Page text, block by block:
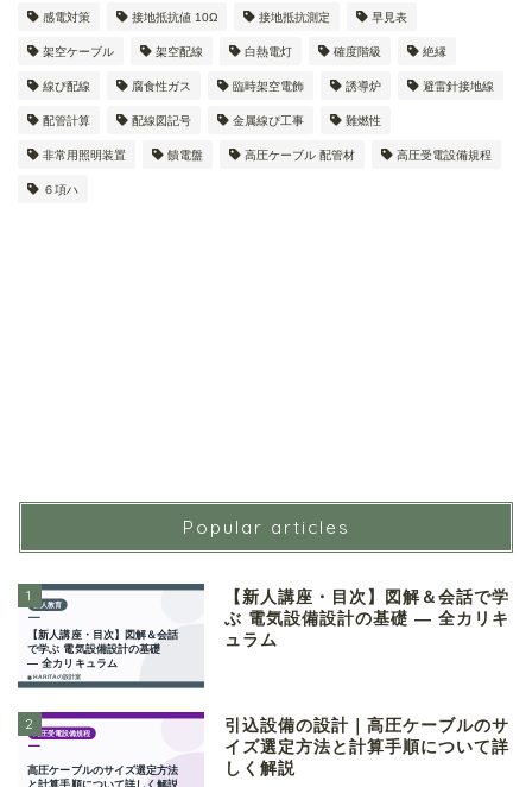
感電対策 接地抵抗値 10Ω 接地抵抗測定 早見表
架空ケーブル 架空配線 白熱電灯 確度階級 絶縁
線ぴ配線 腐食性ガス 臨時架空電飾 誘導炉 避雷針接地線
配管計算 配線図記号 金属線ぴ工事 難燃性
非常用照明装置 饋電盤 高圧ケーブル 配管材 高圧受電設備規程
６項ハ
Popular articles
1
【新人講座・目次】図解＆会話で学
ぶ 電気設備設計の基礎 ― 全カリキ
ュラム
2
引込設備の設計｜高圧ケーブルのサ
イズ選定方法と計算手順について詳
しく解説